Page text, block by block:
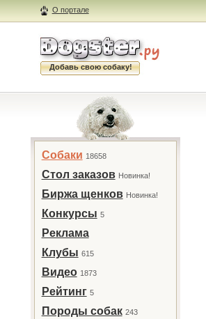
О портале
Добавь свою собаку!
Собаки 18658
Стол заказов Новинка!
Биржа щенков Новинка!
Конкурсы 5
Реклама
Клубы 615
Видео 1873
Рейтинг 5
Породы собак 243